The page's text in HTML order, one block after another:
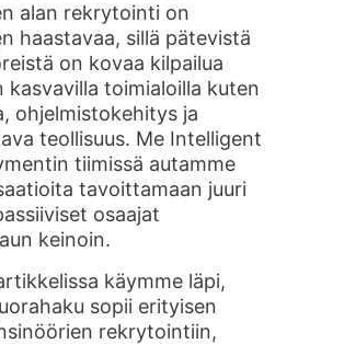
alan rekrytointi on
haastavaa, sillä pätevistä
on kovaa kilpailua
kasvavilla toimialoilla kuten
ohjelmistokehitys ja
teollisuus. Me Intelligent
tiimissä autamme
tavoittamaan juuri
osaajat
keinoin.
käymme läpi,
sopii erityisen
rekrytointiin,